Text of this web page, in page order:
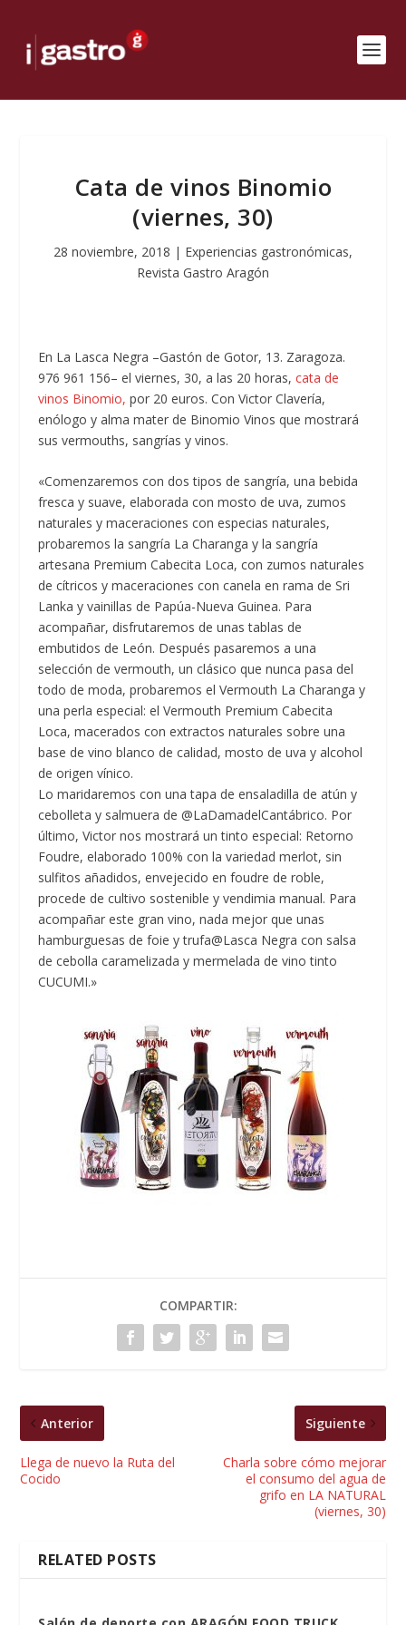
Cata de vinos Binomio
(viernes, 30)
28 noviembre, 2018 | Experiencias gastronómicas,
Revista Gastro Aragón
En La Lasca Negra –Gastón de Gotor, 13. Zaragoza.
976 961 156– el viernes, 30, a las 20 horas,cata de
vinos Binomio, por 20 euros. Con Victor Clavería,
enólogo y alma mater de Binomio Vinos que mostrará
sus vermouths, sangrías y vinos.
«Comenzaremos con dos tipos de sangría, una bebida
fresca y suave, elaborada con mosto de uva, zumos
naturales y maceraciones con especias naturales,
probaremos la sangría La Charanga y la sangría
artesana Premium Cabecita Loca, con zumos naturales
de cítricos y maceraciones con canela en rama de Sri
Lanka y vainillas de Papúa-Nueva Guinea. Para
acompañar, disfrutaremos de unas tablas de
embutidos de León. Después pasaremos a una
selección de vermouth, un clásico que nunca pasa del
todo de moda, probaremos el Vermouth La Charanga y
una perla especial: el Vermouth Premium Cabecita
Loca, macerados con extractos naturales sobre una
base de vino blanco de calidad, mosto de uva y alcohol
de origen vínico.
Lo maridaremos con una tapa de ensaladilla de atún y
cebolleta y salmuera de @LaDamadelCantábrico. Por
último, Victor nos mostrará un tinto especial: Retorno
Foudre, elaborado 100% con la variedad merlot, sin
sulfitos añadidos, envejecido en foudre de roble,
procede de cultivo sostenible y vendimia manual. Para
acompañar este gran vino, nada mejor que unas
hamburguesas de foie y trufa@Lasca Negra con salsa
de cebolla caramelizada y mermelada de vino tinto
CUCUMI.»
COMPARTIR:
Anterior
Llega de nuevo la Ruta del
Cocido
Siguiente
Charla sobre cómo mejorar
el consumo del agua de
grifo en LA NATURAL
(viernes, 30)
RELATED POSTS